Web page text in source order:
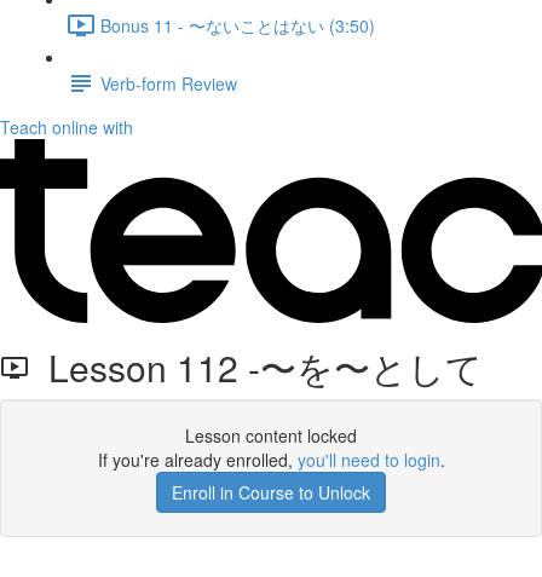
Bonus 11 - 〜ないことはない (3:50)
Verb-form Review
Teach online with
Lesson 112 -〜を〜として
Lesson content locked
If you're already enrolled, you'll need to login.
Enroll in Course to Unlock